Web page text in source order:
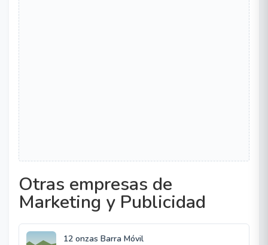
Otras empresas de
Marketing y Publicidad
12 onzas Barra Móvil